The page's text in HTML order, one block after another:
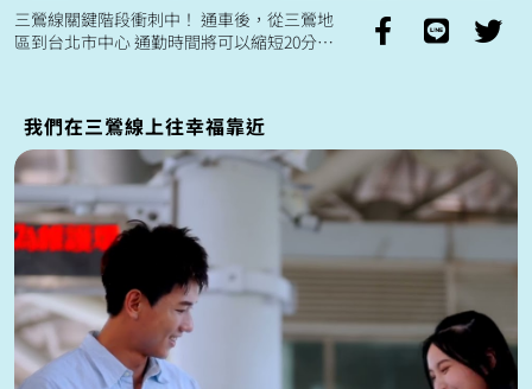
三鶯線關鍵階段衝刺中！ 通車後，從三鶯地
區到台北市中心 通勤時間將可以縮短20分鐘
我們在三鶯線上往幸福靠近